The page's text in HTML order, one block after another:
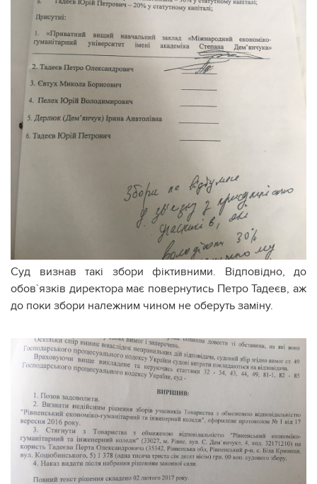
Суд визнав такі збори фіктивними. Відповідно, до
обов`язків директора має повернутись Петро Тадеєв, аж
до поки збори належним чином не оберуть заміну.